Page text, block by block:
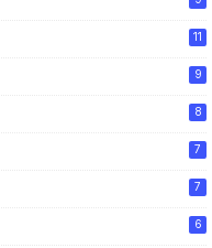
11
9
8
7
7
6